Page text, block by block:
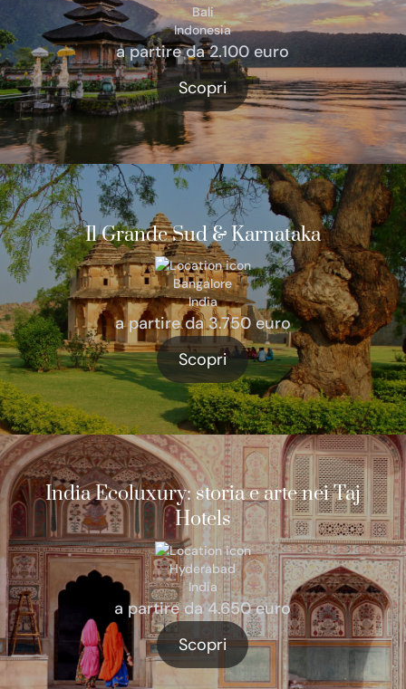
Bali
Indonesia
a partire da 2.100 euro
Scopri
Il Grande Sud & Karnataka
Bangalore
India
a partire da 3.750 euro
Scopri
India Ecoluxury: storia e arte nei Taj
Hotels
Hyderabad
India
a partire da 4.650 euro
Scopri